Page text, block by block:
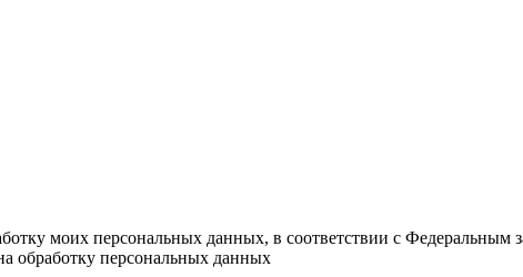
моих персональных данных, в соответствии с
обработку персональных данных